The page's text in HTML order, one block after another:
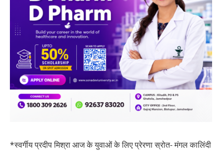
*स्वर्गीय प्रदीप मिश्रा आज के युवाओं के लिए प्रेरणा स्रोत- मंगल कालिंदी